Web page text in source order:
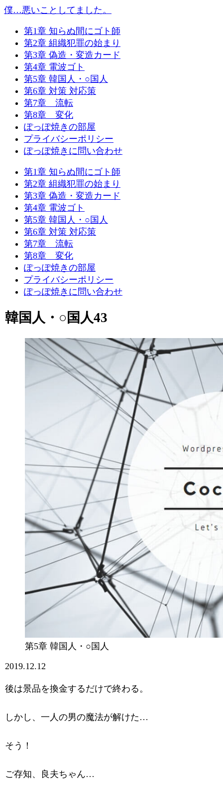
僕…悪いことしてました。
第1章 知らぬ間にゴト師
第2章 組織犯罪の始まり
第3章 偽造・変造カード
第4章 電波ゴト
第5章 韓国人・○国人
第6章 対策 対応策
第7章 流転
第8章 変化
ぽっぽ焼きの部屋
プライバシーポリシー
ぽっぽ焼きに問い合わせ
第1章 知らぬ間にゴト師
第2章 組織犯罪の始まり
第3章 偽造・変造カード
第4章 電波ゴト
第5章 韓国人・○国人
第6章 対策 対応策
第7章 流転
第8章 変化
ぽっぽ焼きの部屋
プライバシーポリシー
ぽっぽ焼きに問い合わせ
韓国人・○国人43
第5章 韓国人・○国人
2019.12.12
後は景品を換金するだけで終わる。
しかし、一人の男の魔法が解けた…
そう！
ご存知、良夫ちゃん…